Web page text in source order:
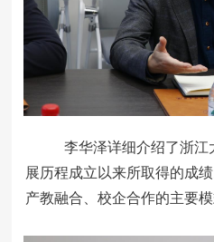
李华泽详细介绍了浙
展历程成立以来所取得的成
产教融合、校企合作的主要模